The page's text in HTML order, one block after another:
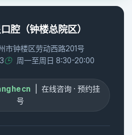
腔（钟楼总院区）
市钟楼区劳动西路201号
🕒 周一至周日 8:30-20:00
| 在线咨询 · 预约挂
号